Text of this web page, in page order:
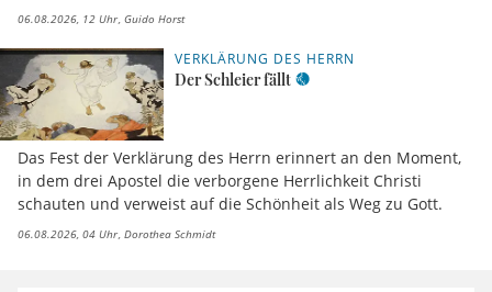
06.08.2026, 12 Uhr Guido Horst
VERKLÄRUNG DES HERRN
Der Schleier fällt
Das Fest der Verklärung des Herrn erinnert an den Moment,
in dem drei Apostel die verborgene Herrlichkeit Christi
schauten und verweist auf die Schönheit als Weg zu Gott.
06.08.2026, 04 Uhr Dorothea Schmidt